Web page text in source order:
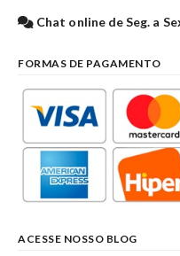
Chat online de Seg. a
FORMAS DE PAGAMENTO
ACESSE NOSSO BLOG